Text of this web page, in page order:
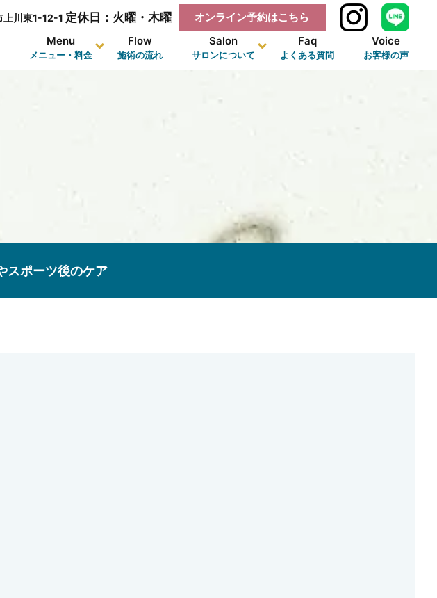
上川東1-12-1 定休日：火曜・木曜
オンライン予約はこちら
Menu
メニュー・料金
Flow
施術の流れ
Salon
サロンについて
Faq
よくある質問
Voice
お客様の声
スポーツ後のケア